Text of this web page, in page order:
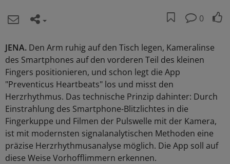
0
JENA. Den Arm ruhig auf den Tisch legen, Kameralinse
des Smartphones auf den vorderen Teil des kleinen
Fingers positionieren, und schon legt die App
"Preventicus Heartbeats" los und misst den
Herzrhythmus. Das technische Prinzip dahinter: Durch
Einstrahlung des Smartphone-Blitzlichtes in die
Fingerkuppe und Filmen der Pulswelle mit der Kamera,
ist mit modernsten signalanalytischen Methoden eine
präzise Herzrhythmusanalyse möglich. Die App soll auf
diese Weise Vorhofflimmern erkennen.